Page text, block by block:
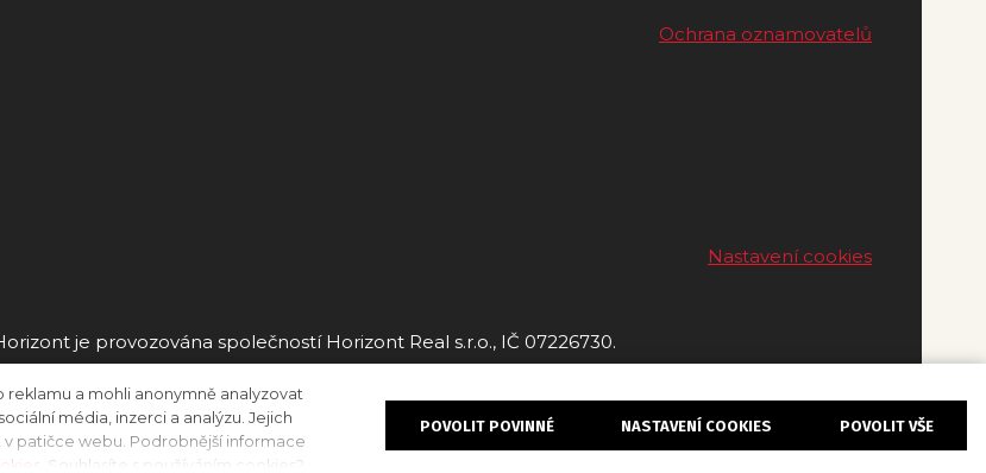
Ochrana oznamovatelů
Nastavení cookies
je provozována společností Horizont Real s.r.o., IČ 07226730.
stvořiliWe Are Creatorsa běží na solidpixels.
a mohli anonymně analyzovat
média, inzerci a analýzu. Jejich
patičce webu. Podrobnější informace
. Souhlasíte s používáním cookies?
POVOLIT POVINNÉ NASTAVENÍ COOKIES POVOLIT VŠE